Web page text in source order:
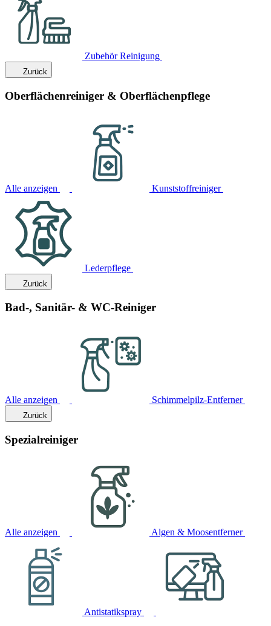
Zubehör Reinigung
Zurück
Oberflächenreiniger & Oberflächenpflege
Alle anzeigen Kunststoffreiniger
Lederpflege
Zurück
Bad-, Sanitär- & WC-Reiniger
Alle anzeigen Schimmelpilz-Entferner
Zurück
Spezialreiniger
Alle anzeigen Algen & Moosentferner
Antistatikspray